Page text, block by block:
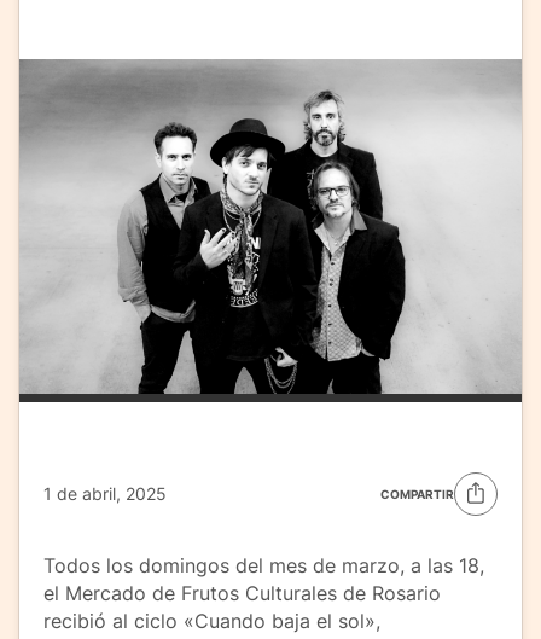
1 de abril, 2025 COMPARTIR
Todos los domingos del mes de marzo, a las 18,
el Mercado de Frutos Culturales de Rosario
recibió al ciclo «Cuando baja el sol»,